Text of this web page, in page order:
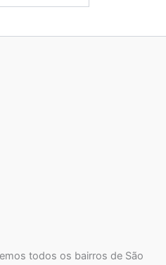
todos os bairros de São